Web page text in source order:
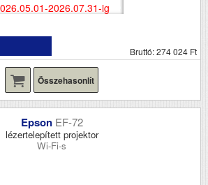
2026.07.31-ig
Bruttó: 274 024 Ft
Összehasonlít
Epson EF-72
lézertelepített projektor
Wi-Fi-s